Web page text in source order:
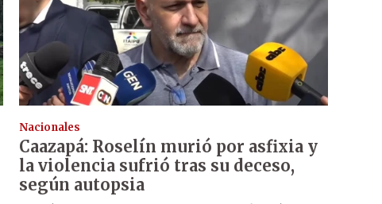
Nacionales
Caazapá: Roselín murió por asfixia y
la violencia sufrió tras su deceso,
según autopsia